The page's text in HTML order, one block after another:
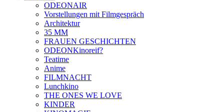
ODEONAIR
Vorstellungen mit Filmgespräch
Architektur
35 MM
FRAUEN GESCHICHTEN
ODEONKinoreif?
Teatime
Anime
FILMNACHT
Lunchkino
THE ONES WE LOVE
KINDER